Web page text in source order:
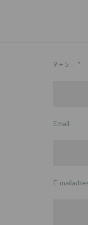
9 + 5 = *
Email
E-